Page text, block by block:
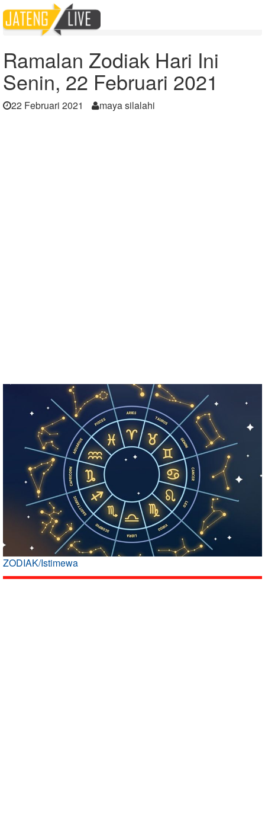
Home
Berita
Ramalan Zodiak Hari Ini Senin, 22 Februari 2021
Ramalan Zodiak Hari Ini
Senin, 22 Februari 2021
22 Februari 2021 maya silalahi
ZODIAK/Istimewa